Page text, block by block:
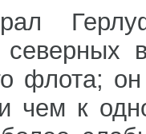
флота;
чем к